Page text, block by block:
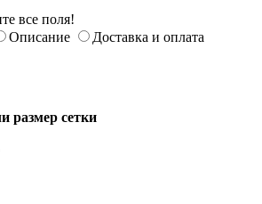
все поля!
Описание
Доставка и оплата
размер сетки